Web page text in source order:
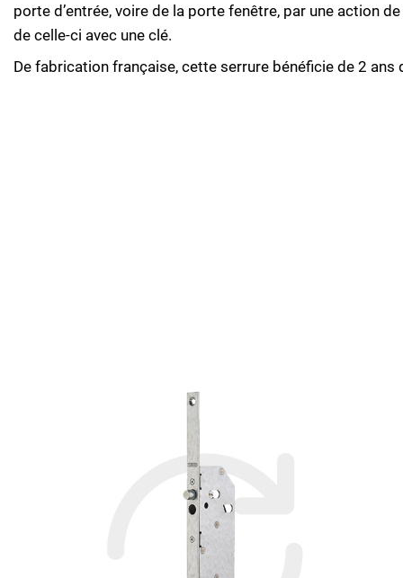
porte d’entrée, voire de la porte fenêtre, par une action
de celle-ci avec une clé.
De fabrication française, cette serrure bénéficie de 2 ans